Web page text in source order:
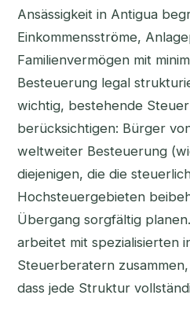
Ansässigkeit in Antigua
Einkommensströme,
Familienvermögen mit
Besteuerung legal
wichtig, bestehende
berücksichtigen: Bürger
weltweiter Besteuerung
diejenigen, die die
Hochsteuergebieten
Übergang sorgfältig
arbeitet mit spezialisierten
Steuerberatern
dass jede Struktur